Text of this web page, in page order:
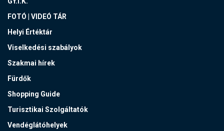
FOTÓ | VIDEÓ TÁR
Helyi Értéktár
Viselkedési szabályok
Szakmai hírek
Fürdők
Shopping Guide
Turisztikai Szolgáltatók
Vendéglátóhelyek